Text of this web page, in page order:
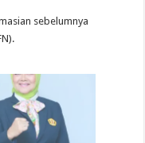
sebelumnya